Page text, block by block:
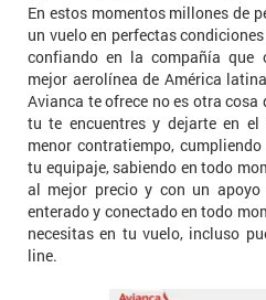
En estos momentos millones de
un vuelo en perfectas
confiando en la compañía que
mejor aerolínea de América
Avianca te ofrece no es otra cosa
tu te encuentres y dejarte en
menor contratiempo,
tu equipaje, sabiendo en todo
al mejor precio y con un
enterado y conectado en todo
necesitas en tu vuelo, incluso
line.